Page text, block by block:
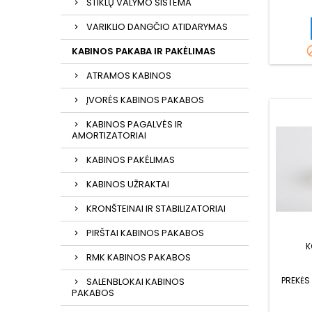
VARIKLIO DANGČIO ATIDARYMAS
KABINOS PAKABA IR PAKĖLIMAS
ATRAMOS KABINOS
ĮVORĖS KABINOS PAKABOS
KABINOS PAGALVĖS IR
AMORTIZATORIAI
KABINOS PAKĖLIMAS
KABINOS UŽRAKTAI
KRONŠTEINAI IR STABILIZATORIAI
PIRŠTAI KABINOS PAKABOS
RMK KABINOS PAKABOS
SALENBLOKAI KABINOS
PAKABOS